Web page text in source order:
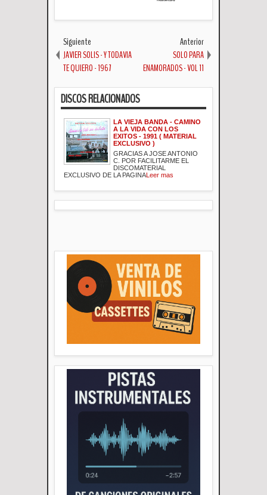
Siguiente
JAVIER SOLIS - Y TODAVIA
TE QUIERO - 1967
Anterior
SOLO PARA
ENAMORADOS - VOL 11
DISCOS RELACIONADOS
LA VIEJA BANDA - CAMINO
A LA VIDA CON LOS
EXITOS - 1991 ( MATERIAL
EXCLUSIVO )
GRACIAS A JOSE ANTONIO
C. POR FACILITARME EL
DISCOMATERIAL
EXCLUSIVO DE LA PAGINALeer mas